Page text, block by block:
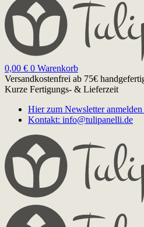
0,00 € 0 Warenkorb
Versandkostenfrei ab 75€
Kurze Fertigungs- & Lieferzeit
Hier zum Newsletter
Kontakt: info@tulipanelli.de